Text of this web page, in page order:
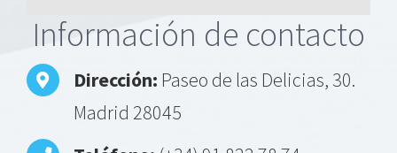
Información de contacto
Dirección: Paseo de las Delicias, 30.
Madrid 28045